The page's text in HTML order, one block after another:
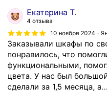
Екатерина Т.
4 отзыва
10 ноября 2024
Заказывали шкафы по
понравилось, что
функциональными,
цвета. У нас был
сделали за 1,5 месяца, а…